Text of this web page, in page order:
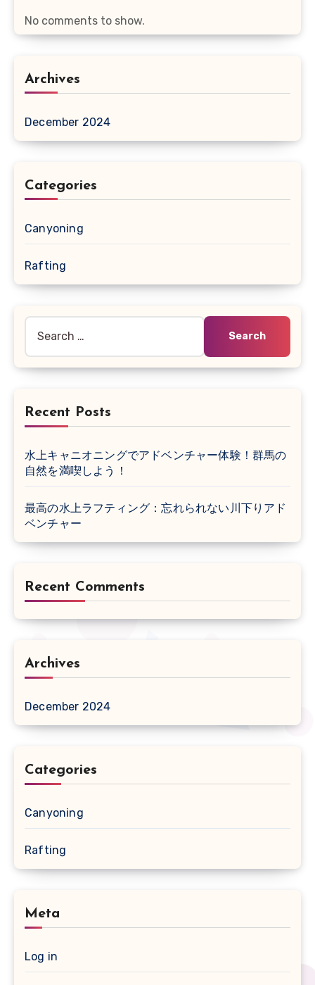
No comments to show.
Archives
December 2024
Categories
Canyoning
Rafting
Recent Posts
水上キャニオニングでアドベンチャー体験！群馬の
自然を満喫しよう！
最高の水上ラフティング：忘れられない川下りアド
ベンチャー
Recent Comments
Archives
December 2024
Categories
Canyoning
Rafting
Meta
Log in